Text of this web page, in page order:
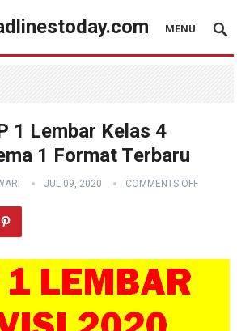
MENU
1 Lembar Kelas 4
1 Format Terbaru
JUL 09, 2020 COMMENTS OFF